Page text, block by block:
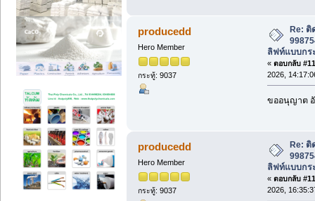
producedd
Hero Member
กระทู้: 9037
Re: ติ
ลิฟท์แบบกร
« ตอบกลับ
2026,
ขออนุญาต
producedd
Hero Member
กระทู้: 9037
Re: ติ
ลิฟท์แบบกร
« ตอบกลับ
2026,